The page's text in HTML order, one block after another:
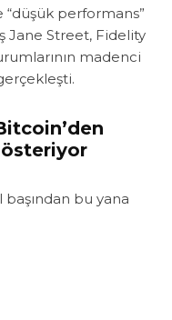
“düşük performans”
Jane Street, Fidelity
madenci
başından bu yana